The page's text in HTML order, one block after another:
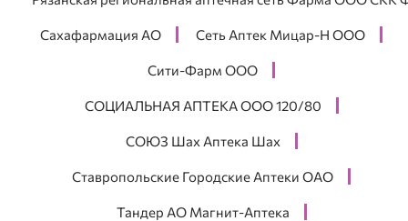
Сахафармация АО Сеть Аптек Мицар-Н ООО
Сити-Фарм ООО
СОЦИАЛЬНАЯ АПТЕКА ООО 120/80
СОЮЗ Шах Аптека Шах
Ставропольские Городские Аптеки ОАО
Тандер АО Магнит-Аптека